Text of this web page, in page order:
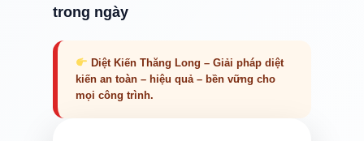
trong ngày
Diệt Kiến Thăng Long – Giải pháp diệt
kiến an toàn – hiệu quả – bền vững cho
mọi công trình.